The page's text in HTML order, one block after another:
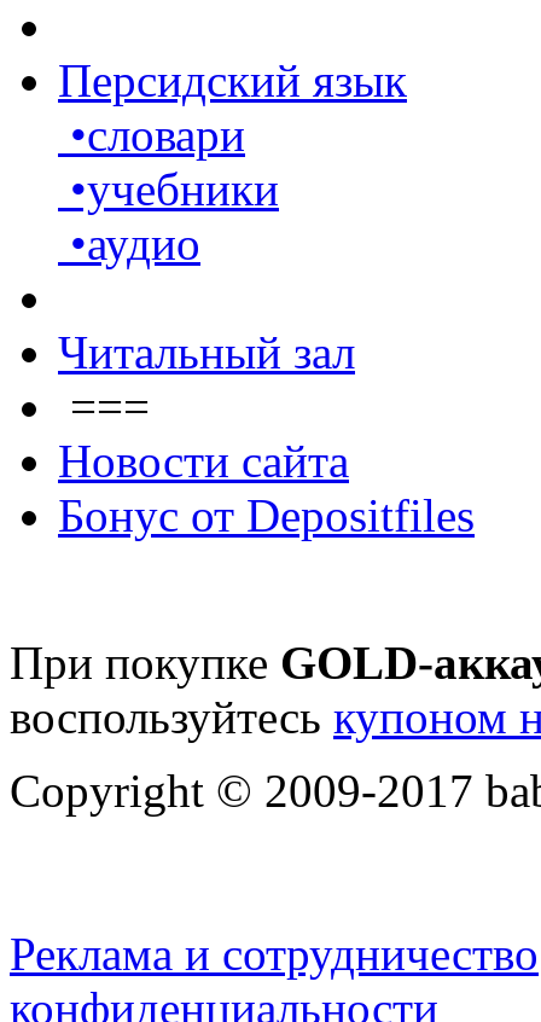
Персидский язык
•словари
•учебники
•аудио
Читальный зал
===
Новости сайта
Бонус от Depositfiles
При покупке GOLD-
воспользуйтесь купоном
Copyright © 2009-2017
Реклама и сотрудничество
конфиденциальности